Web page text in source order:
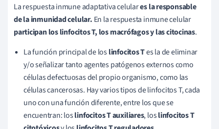
La respuesta inmune adaptativa celulares la responsable
de la inmunidad celular. En la respuesta inmune celular
participan los linfocitos T, los macrófagos y las citocinas.
La función principal de loslinfocitos Tes la de eliminar
y/o señalizar tanto agentes patógenos externos como
células defectuosas del propio organismo, como las
células cancerosas. Hay varios tipos de linfocitos T, cada
uno con una función diferente, entre los que se
encuentran: loslinfocitos T auxiliares, loslinfocitos T